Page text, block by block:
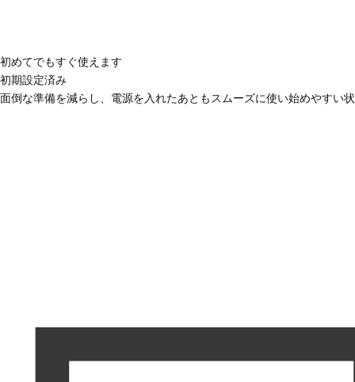
初めてでもすぐ使えます
初期設定済み
面倒な準備を減らし、電源を入れたあともスムーズに使い始めやすい